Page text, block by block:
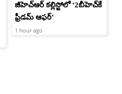
జీహెచ్ఆర్‌ కల్లిస్టోలో ‘2బీహెచ్‌కే
ఫ్రీడమ్ ఆఫర్’
1 hour ago